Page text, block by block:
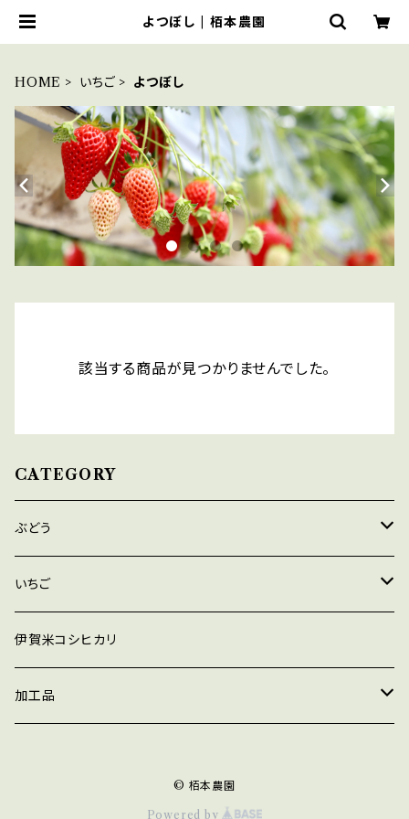
よつぼし | 栢本農園
HOME いちご よつぼし
該当する商品が見つかりませんでした。
CATEGORY
ぶどう
デラウェア
巨峰
シャインマスカット
いちご
あきひめ
紅ほっぺ
伊賀米コシヒカリ
加工品
© 栢本農園
Powered by